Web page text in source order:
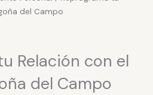
del Campo
Relación con el
del Campo